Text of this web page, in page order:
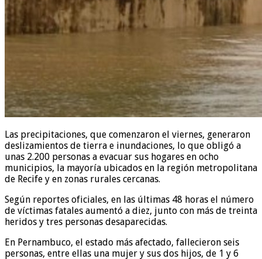
Las precipitaciones, que comenzaron el viernes, generaron
deslizamientos de tierra e inundaciones, lo que obligó a
unas 2.200 personas a evacuar sus hogares en ocho
municipios, la mayoría ubicados en la región metropolitana
de Recife y en zonas rurales cercanas.
Según reportes oficiales, en las últimas 48 horas el número
de víctimas fatales aumentó a diez, junto con más de treinta
heridos y tres personas desaparecidas.
En Pernambuco, el estado más afectado, fallecieron seis
personas, entre ellas una mujer y sus dos hijos, de 1 y 6